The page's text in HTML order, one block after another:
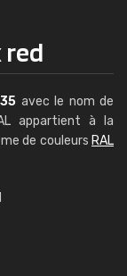
red
avec le nom de
appartient à la
de couleurs RAL